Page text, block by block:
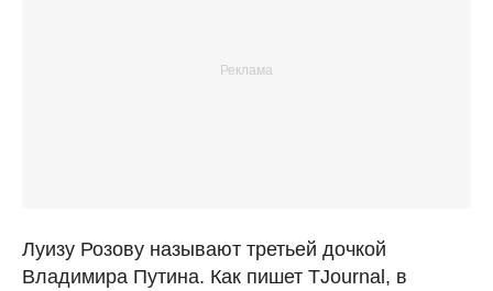
Луизу Розову называют третьей дочкой
Владимира Путина. Как пишет TJournal, в